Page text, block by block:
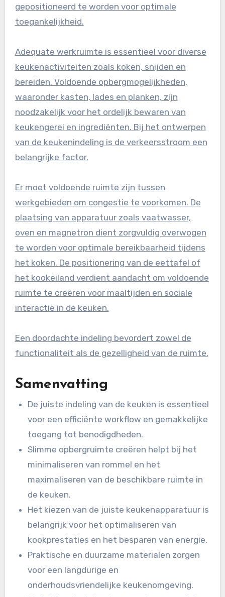
gepositioneerd te worden voor optimale
toegankelijkheid.
Adequate werkruimte is essentieel voor diverse
keukenactiviteiten zoals koken, snijden en
bereiden. Voldoende opbergmogelijkheden,
waaronder kasten, lades en planken, zijn
noodzakelijk voor het ordelijk bewaren van
keukengerei en ingrediënten. Bij het ontwerpen
van de keukenindeling is de verkeersstroom een
belangrijke factor.
Er moet voldoende ruimte zijn tussen
werkgebieden om congestie te voorkomen. De
plaatsing van apparatuur zoals vaatwasser,
oven en magnetron dient zorgvuldig overwogen
te worden voor optimale bereikbaarheid tijdens
het koken. De positionering van de eettafel of
het kookeiland verdient aandacht om voldoende
ruimte te creëren voor maaltijden en sociale
interactie in de keuken.
Een doordachte indeling bevordert zowel de
functionaliteit als de gezelligheid van de ruimte.
Samenvatting
De juiste indeling van de keuken is essentieel
voor een efficiënte workflow en gemakkelijke
toegang tot benodigdheden.
Slimme opbergruimte creëren helpt bij het
minimaliseren van rommel en het
maximaliseren van de beschikbare ruimte in
de keuken.
Het kiezen van de juiste keukenapparatuur is
belangrijk voor het optimaliseren van
kookprestaties en het besparen van energie.
Praktische en duurzame materialen zorgen
voor een langdurige en
onderhoudsvriendelijke keukenomgeving.